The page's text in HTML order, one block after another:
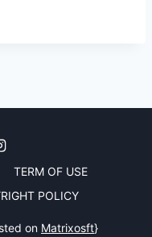
TERM OF USE
POLICY
on Matrixosft}